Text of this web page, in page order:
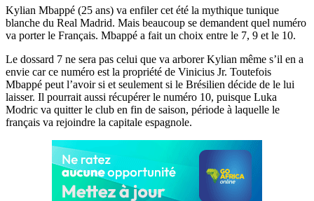
Kylian Mbappé (25 ans) va enfiler cet été la mythique tunique
blanche du Real Madrid. Mais beaucoup se demandent quel numéro
va porter le Français. Mbappé a fait un choix entre le 7, 9 et le 10.
Le dossard 7 ne sera pas celui que va arborer Kylian même s’il en a
envie car ce numéro est la propriété de Vinicius Jr. Toutefois
Mbappé peut l’avoir si et seulement si le Brésilien décide de le lui
laisser. Il pourrait aussi récupérer le numéro 10, puisque Luka
Modric va quitter le club en fin de saison, période à laquelle le
français va rejoindre la capitale espagnole.